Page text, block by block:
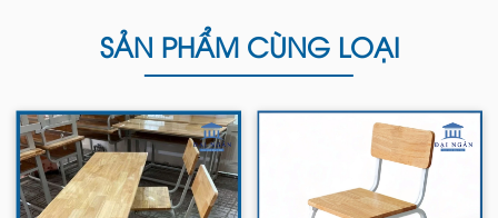
SẢN PHẨM CÙNG LOẠI